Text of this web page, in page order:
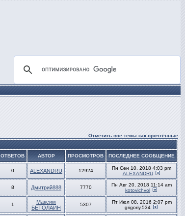
Отметить все темы как прочтённые
ОТВЕТОВ АВТОР ПРОСМОТРОВ ПОСЛЕДНЕЕ СООБЩЕНИЕ
0 ALEXANDRU 12924
Пн Сен 10, 2018 4:03 pm
ALEXANDRU
8 Дмитрий888 7770
Пн Авг 20, 2018 11:14 am
kotovichvol
1
Максим
БЕТОЛАЙН
5307
Пт Июл 08, 2016 2:07 pm
grigoriy.534